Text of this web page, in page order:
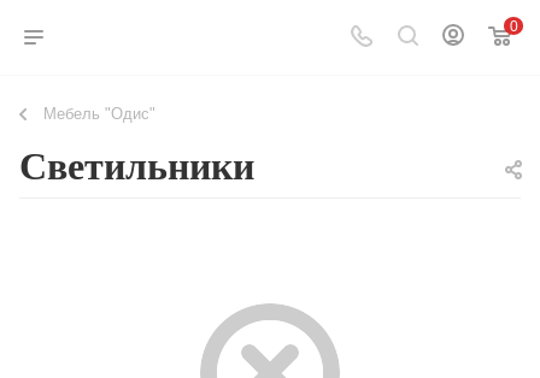
0
Мебель "Одис"
Светильники